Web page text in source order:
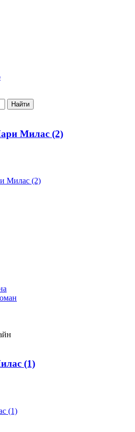
Найти
Милас (2)
(1)